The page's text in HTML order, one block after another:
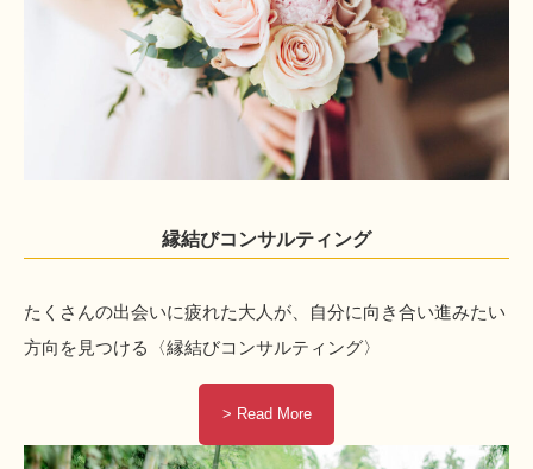
縁結びコンサルティング
たくさんの出会いに疲れた大人が、自分に向き合い進みたい
方向を見つける〈縁結びコンサルティング〉
> Read More